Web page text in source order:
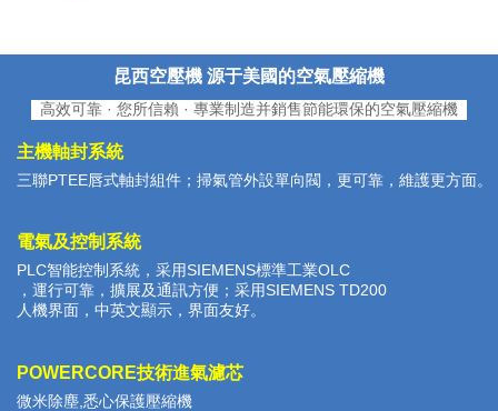
昆西空壓機 源于美國的空氣壓縮機
高效可靠 · 您所信賴 · 專業制造并銷售節能環保的空氣壓縮機
主機軸封系統
三聯PTEE唇式軸封組件；掃氣管外設單向閥，更可靠，維護更方面。
電氣及控制系統
PLC智能控制系統，采用SIEMENS標準工業OLC
，運行可靠，擴展及通訊方便；采用SIEMENS TD200
人機界面，中英文顯示，界面友好。
POWERCORE技術進氣濾芯
微米除塵,悉心保護壓縮機